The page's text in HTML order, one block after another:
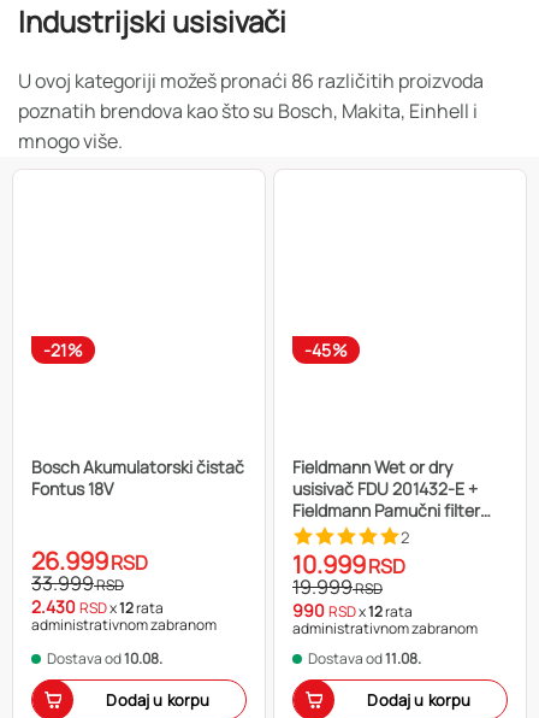
Industrijski usisivači
U ovoj kategoriji možeš pronaći 86 različitih proizvoda
poznatih brendova kao što su Bosch, Makita, Einhell i
mnogo više.
-21%
Bosch Akumulatorski čistač
Fontus 18V
26.999RSD
33.999RSD
2.430RSDx12rata
administrativnom zabranom
Dostava od10.08.
Dodaj u korpu
-45%
Fieldmann Wet or dry
usisivač FDU 201432-E +
Fieldmann Pamučni filter
FDU 901432 + Fieldmann
Hepa filter FDU 911432
2
10.999RSD
19.999RSD
990RSDx12rata
administrativnom zabranom
Dostava od11.08.
Dodaj u korpu